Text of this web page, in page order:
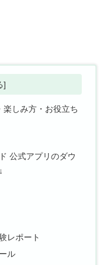
楽しみ方・お役立ち
公式アプリのダウ
レポート
ル